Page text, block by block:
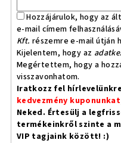
Hozzájárulok, hogy az
e-mail címem
Kft. részemre e-mail útján
Kijelentem, hogy az
Megértettem, hogy a
visszavonhatom.
Iratkozz fel
kedvezmény kuponunkat
Neked. Értesülj a
termékeinkről szinte a
VIP tagjaink között! :)